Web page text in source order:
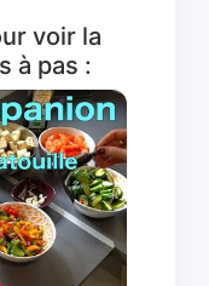
voir la
à pas :